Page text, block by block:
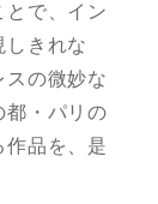
とで、イン
しきれな
スの微妙な
都・パリの
作品を、是